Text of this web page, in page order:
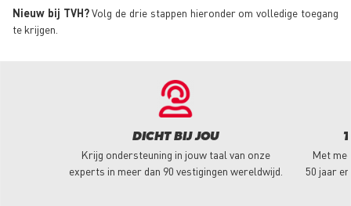
Nieuw bij TVH?Volg de drie stappen hieronder om volledige toegang
te krijgen.
DICHT BIJ JOU
Krijg ondersteuning in jouw taal van onze
experts in meer dan 90 vestigingen wereldwijd.
Met
50 jaar